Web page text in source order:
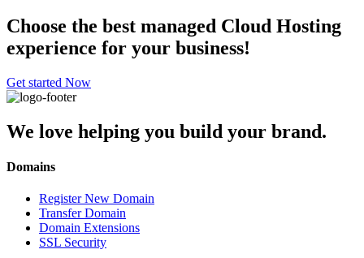
Choose the best managed Cloud Hosting
experience for your business!
Get started Now
We love helping you build your brand.
Domains
Register New Domain
Transfer Domain
Domain Extensions
SSL Security